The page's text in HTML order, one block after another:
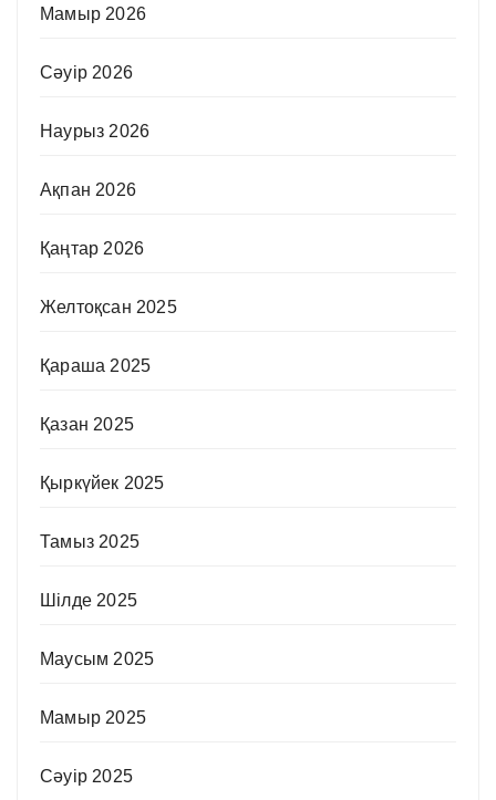
Мамыр 2026
Сәуір 2026
Наурыз 2026
Ақпан 2026
Қаңтар 2026
Желтоқсан 2025
Қараша 2025
Қазан 2025
Қыркүйек 2025
Тамыз 2025
Шілде 2025
Маусым 2025
Мамыр 2025
Сәуір 2025